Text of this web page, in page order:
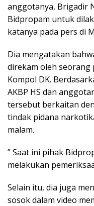
anggotanya, Brigadir
Bidpropam untuk
katanya pada pers di
Dia mengatakan
direkam oleh
Kompol DK.
AKBP HS dan
tersebut berkaitan
tindak pidana
malam.
” Saat ini pihak
melakukan
Selain itu, dia juga
sosok dalam video